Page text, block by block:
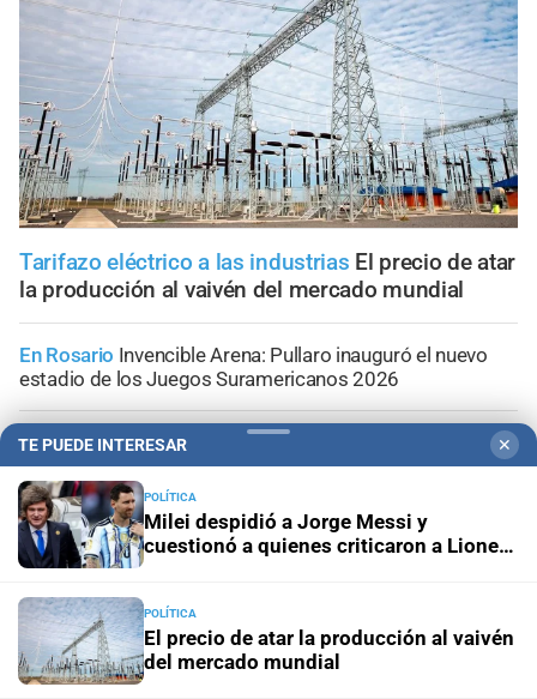
Tarifazo eléctrico a las industrias El precio de atar
la producción al vaivén del mercado mundial
En Rosario Invencible Arena: Pullaro inauguró el nuevo
estadio de los Juegos Suramericanos 2026
Reacción del Presidente
Milei despidió a Jorge Messi y
cuestionó a quienes criticaron a Lionel durante el Mundial
Asamblea LegislativaProponen 11 candidatos a fiscales
del MPA de Santa Fe
Con tratamiento preferencial para el 20 de agosto
Diputados empieza en comisiones el debate sobre el
sistema electoral de Santa Fe
TE PUEDE INTERESAR ✕
POLÍTICA
Milei despidió a Jorge Messi y
cuestionó a quienes criticaron a Lionel
POLÍTICA
El precio de atar la producción al vaivén
del mercado mundial